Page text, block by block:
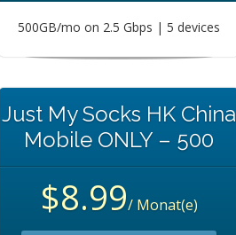
500GB/mo on 2.5 Gbps | 5 devices
Just My Socks HK China
Mobile ONLY – 500
$8.99/ Monat(e)